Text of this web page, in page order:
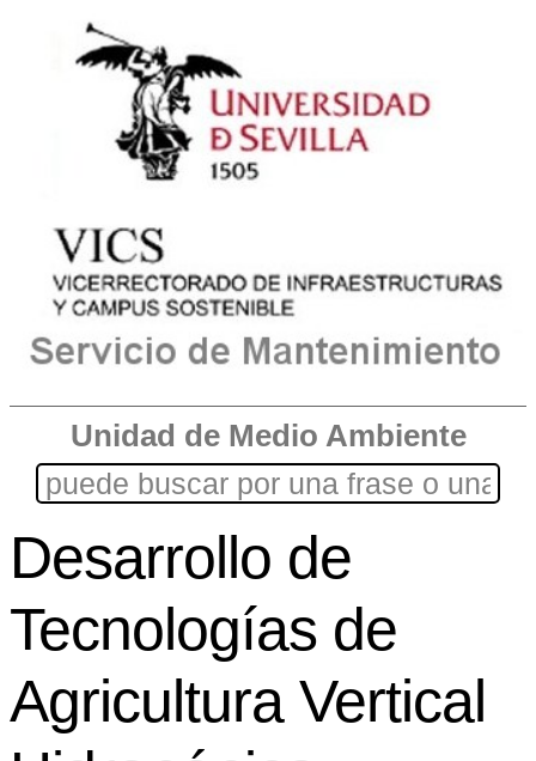
Unidad de Medio Ambiente
Desarrollo de
Tecnologías de
Agricultura Vertical